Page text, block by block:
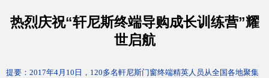
产品&案例
热烈庆祝“轩尼斯终端导购成长训练营”耀
世启航
提要： 2017年4月10日，120多名軒尼斯门窗终端精英人员从全国各地聚集